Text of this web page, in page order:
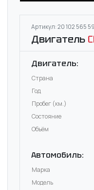
Артикул: 20 102 565
Двигатель
Двигатель:
Страна
Год
Пробег (км.)
Состояние
Объём
Автомобиль:
Марка
Модель